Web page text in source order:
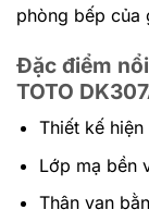
phòng bếp của
Đặc điểm
TOTO
Thiết kế
Lớp mạ bền
Thân van